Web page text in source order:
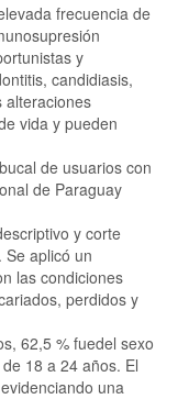
frecuencia de
y
candidiasis,
alteraciones
vida y pueden
de usuarios con
de Paraguay
y corte
aplicó un
las condiciones
perdidos y
62,5 % fuedel sexo
18 a 24 años. El
una